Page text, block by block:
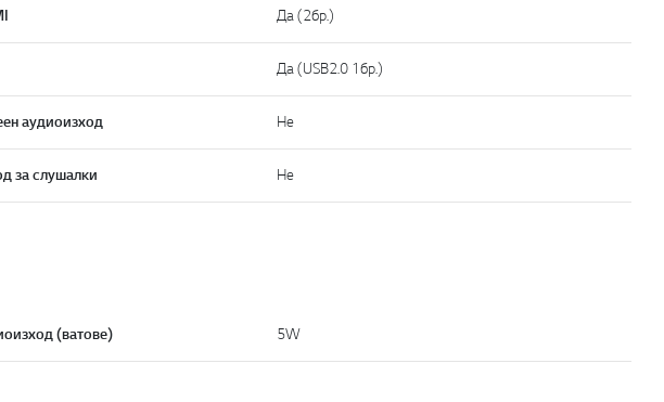
Да (2бр.)
Да (USB2.0 1бр.)
аудиоизход He
за слушалки Не
(ватове) 5W